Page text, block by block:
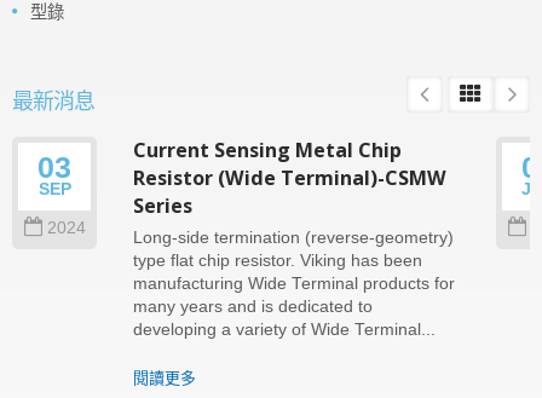
型錄
最新消息
03
SEP
2024
Current Sensing Metal Chip
Resistor (Wide Terminal)-CSMW
Series
Long-side termination (reverse-geometry)
type flat chip resistor. Viking has been
manufacturing Wide Terminal products for
many years and is dedicated to
developing a variety of Wide Terminal...
閱讀更多